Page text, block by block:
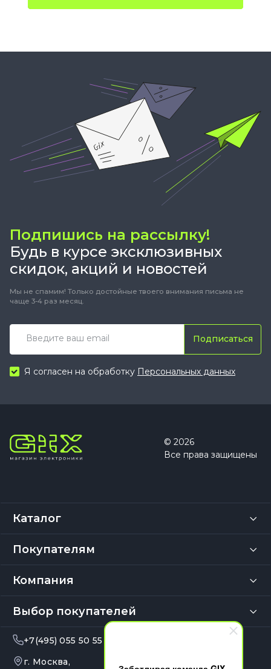
Подпишись на рассылку!
Будь в курсе эксклюзивных
скидок, акций и новостей
Мы не спамим! Только достойные твоего внимания письма не
чаще 3-4 раз месяц.
Подписаться
Я согласен на обработку Персональных данных
© 2026
Все права защищены
Каталог
Покупателям
Компания
Выбор покупателей
+7(495) 055 50 55
г. Москва,